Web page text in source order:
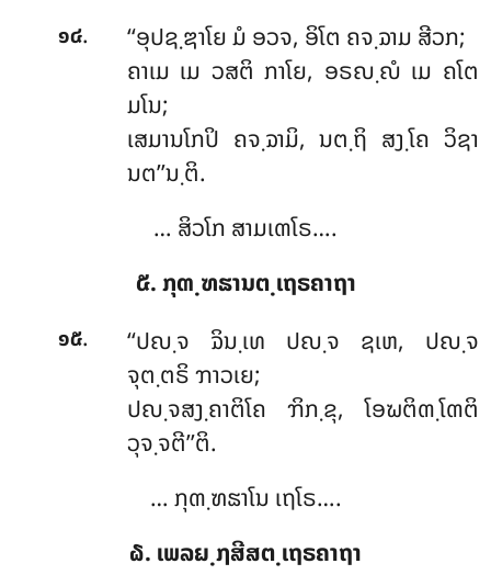
໑໔. ‘‘ອຸປຊ຺ຌາໂຍມໍ ອວຈ, ອິໂຕ ຄຈ຺ຉາມ ສີວກ;
ຄາເມ ເມ ວສຕິ ກາໂຍ, ອຣຎ຺ຎໍ ເມ ຄໂຕ
ມໂນ;
ເສມານໂກປິ ຄຈ຺ຉາມິ, ນຕ຺ຖິ ສງ຺ໂຄ ວິຊາ
ນຕ’’ນ຺ຕິ.
… ສິວໂກ ສາມເຓໂຣ….
໕. ກຸຓ຺ຑຘານຕ຺ເຖຣຄາຖາ
໑໕.
‘‘ປຎ຺ຈ ຉິນ຺ເທ ປຎ຺ຈ ຊເຫ, ປຎ຺ຈ
ຈຸຕ຺ຕຣິ ຠາວເຍ;
ປຎ຺ຈສງ຺ຄາຕິໂຄ ຠິກ຺ຂຸ, ໂອຆຕິຓ຺ໂຓຕິ
ວຸຈ຺ຈຕີ’’ຕິ.
… ກຸຓ຺ຑຘາໂນ ເຖໂຣ….
໖. ເພລຏ຺ຐສີສຕ຺ເຖຣຄາຖາ